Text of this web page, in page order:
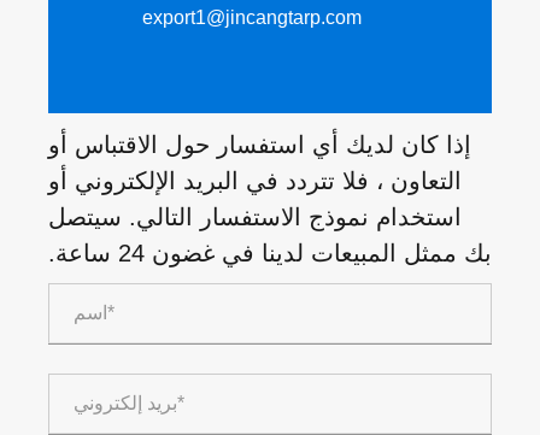
export1@jincangtarp.com
إذا كان لديك أي استفسار حول الاقتباس أو
التعاون ، فلا تتردد في البريد الإلكتروني أو
استخدام نموذج الاستفسار التالي. سيتصل
بك ممثل المبيعات لدينا في غضون 24 ساعة.